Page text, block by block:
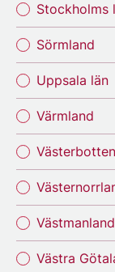
Stockholms
Sörmland
Uppsala län
Värmland
Västerbotten
Västmanland
Västra